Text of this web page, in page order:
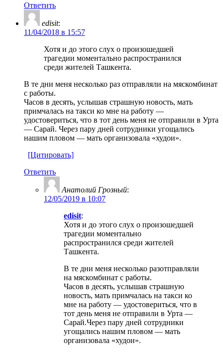
Ответить
edisit:
11/04/2018 в 15:57
Хотя и до этого слух о произошедшей
трагедии моментально распространился
среди жителей Ташкента.
В те дни меня несколько раз отправляли на мяскомбинат
с работы.
Часов в десять, услышав страшную новость, мать
примчалась на такси ко мне на работу —
удостовериться, что в тот день меня не отправили в Урта
— Сарай. Через пару дней сотрудники угощались
нашим пловом — мать организовала «худои».
[Цитировать]
Ответить
Анатолий Грозный:
12/05/2019 в 10:07
edisit:
Хотя и до этого слух о произошедшей
трагедии моментально
распространился среди жителей
Ташкента.
В те дни меня несколько разотправляли
на мяскомбинат с работы.
Часов в десять, услышав страшную
новость, мать примчалась на такси ко
мне на работу — удостовериться, что в
тот день меня не отправили в Урта —
Сарай.Через пару дней сотрудники
угощались нашим пловом — мать
организовала «худои».